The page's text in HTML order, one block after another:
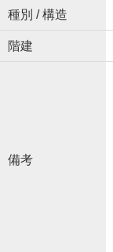
種別 / 構造
階建
備考